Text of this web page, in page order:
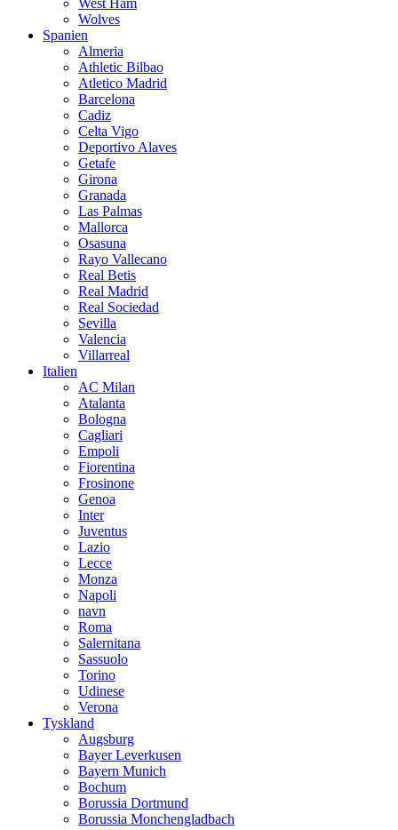
West Ham
Wolves
Spanien
Almeria
Athletic Bilbao
Atletico Madrid
Barcelona
Cadiz
Celta Vigo
Deportivo Alaves
Getafe
Girona
Granada
Las Palmas
Mallorca
Osasuna
Rayo Vallecano
Real Betis
Real Madrid
Real Sociedad
Sevilla
Valencia
Villarreal
Italien
AC Milan
Atalanta
Bologna
Cagliari
Empoli
Fiorentina
Frosinone
Genoa
Inter
Juventus
Lazio
Lecce
Monza
Napoli
navn
Roma
Salernitana
Sassuolo
Torino
Udinese
Verona
Tyskland
Augsburg
Bayer Leverkusen
Bayern Munich
Bochum
Borussia Dortmund
Borussia Monchengladbach